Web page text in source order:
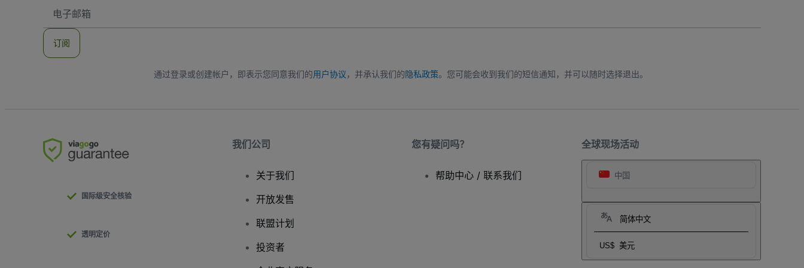
子
地
订阅
通过登录或创建帐户，即表示您同意我们的用户协议，并承认我们的隐私政策。您可能会收到我们的短信通知，并可以随时选择退出。
全球现场活动
中国
简体中文
US$ 美元
国际级安全核验
透明定价
我们公司
关于我们
开放发售
联盟计划
投资者
您有疑问吗？
帮助中心 / 联系我们